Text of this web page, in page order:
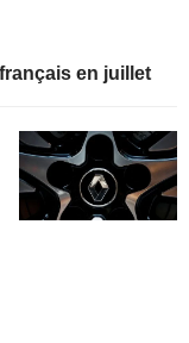
en juillet